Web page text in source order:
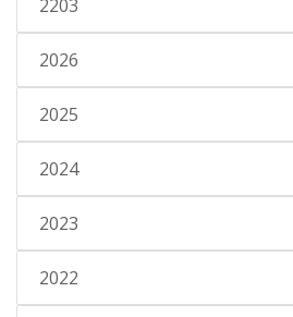
2203
2026
2025
2024
2023
2022